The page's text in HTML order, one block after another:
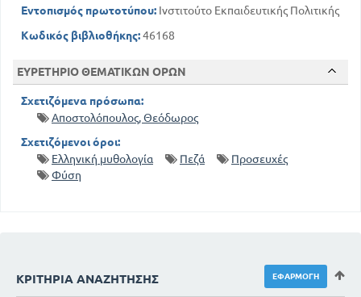
Εντοπισμός πρωτοτύπου: Ινστιτούτο Εκπαιδευτικής Πολιτικής
Κωδικός βιβλιοθήκης:46168
ΕΥΡΕΤΗΡΙΟ ΘΕΜΑΤΙΚΩΝ ΟΡΩΝ
Σχετιζόμενα πρόσωπα:
Αποστολόπουλος, Θεόδωρος
Σχετιζόμενοι όροι:
Ελληνική μυθολογία
Πεζά
Προσευχές
Φύση
ΚΡΙΤΉΡΙΑ ΑΝΑΖΉΤΗΣΗΣ